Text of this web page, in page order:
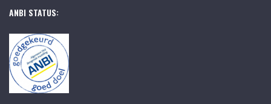
ANBI STATUS: